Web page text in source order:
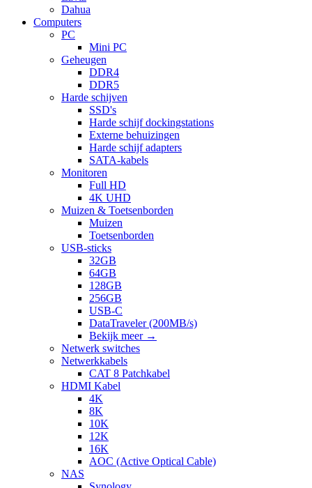
Dahua
Computers
PC
Mini PC
Geheugen
DDR4
DDR5
Harde schijven
SSD's
Harde schijf dockingstations
Externe behuizingen
Harde schijf adapters
SATA-kabels
Monitoren
Full HD
4K UHD
Muizen & Toetsenborden
Muizen
Toetsenborden
USB-sticks
32GB
64GB
128GB
256GB
USB-C
DataTraveler (200MB/s)
Bekijk meer →
Netwerk switches
Netwerkkabels
CAT 8 Patchkabel
HDMI Kabel
4K
8K
10K
12K
16K
AOC (Active Optical Cable)
NAS